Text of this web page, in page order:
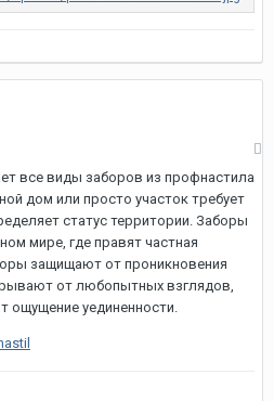
все виды заборов из профнастила
дом или просто участок требует
статус территории. Заборы
мире, где правят частная
защищают от проникновения
от любопытных взглядов,
ощущение уединенности.